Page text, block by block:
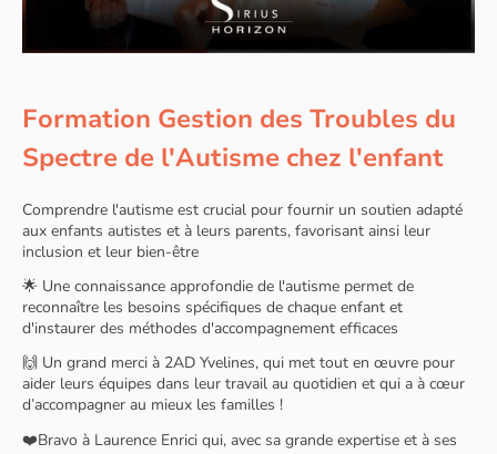
Formation Gestion des Troubles du
Spectre de l'Autisme chez l'enfant
Comprendre l'autisme est crucial pour fournir un soutien adapté
aux enfants autistes et à leurs parents, favorisant ainsi leur
inclusion et leur bien-être
🌟 Une connaissance approfondie de l'autisme permet de
reconnaître les besoins spécifiques de chaque enfant et
d'instaurer des méthodes d'accompagnement efficaces
🙌 Un grand merci à 2AD Yvelines, qui met tout en œuvre pour
aider leurs équipes dans leur travail au quotidien et qui a à cœur
d’accompagner au mieux les familles !
❤️Bravo à Laurence Enrici qui, avec sa grande expertise et à ses